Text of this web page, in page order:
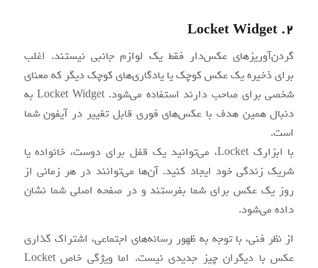
2. Locket Widget
گردن‌آوریز‌های عکس‌دار فقط یک لوازم جانبی نیستند. اغلب
برای ذخیره یک عکس کوچک یا یادگاری‌های کوچک دیگر که معنای
شخصی برای صاحب دارند استفاده می‌شود. Locket Widget به
دنبال همین هدف با عکس‌های فوری قابل تغییر در آیفون شما
است.
با ابزارک Locket، می‌توانید یک قفل برای دوست، خانواده یا
شریک زندگی خود ایجاد کنید. آن‌ها می‌توانند در هر زمانی از
روز یک عکس برای شما بفرستند و در صفحه اصلی شما نشان
داده می‌شود.
از نظر فنی، با توجه به ظهور رسانه‌های اجتماعی، اشتراک گذاری
عکس با دیگران چیز جدیدی نیست. اما ویژگی خاص Locket